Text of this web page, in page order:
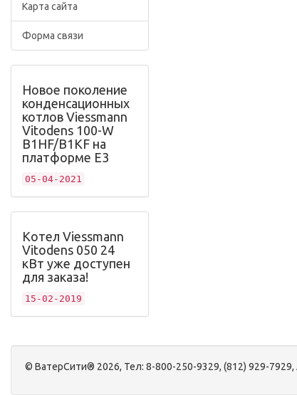
Карта сайта
Форма связи
Новое поколение
конденсационных
котлов Viessmann
Vitodens 100-W
B1HF/B1KF на
платформе Е3
05-04-2021
Котел Viessmann
Vitodens 050 24
кВт уже доступен
для заказа!
15-02-2019
© ВатерСити® 2026, Тел: 8-800-250-9329, (812) 929-7929,